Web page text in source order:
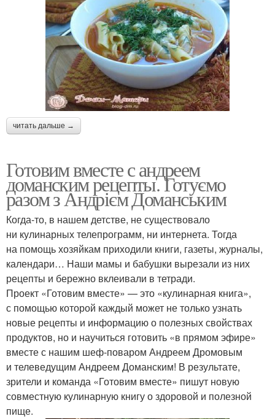
читать дальше →
Готовим вместе с андреем
доманским рецепты. Готуємо
разом з Андрієм Доманським
Когда-то, в нашем детстве, не существовало
ни кулинарных телепрограмм, ни интернета. Тогда
на помощь хозяйкам приходили книги, газеты, журналы,
календари… Наши мамы и бабушки вырезали из них
рецепты и бережно вклеивали в тетради.
Проект «Готовим вместе» — это «кулинарная книга»,
с помощью которой каждый может не только узнать
новые рецепты и информацию о полезных свойствах
продуктов, но и научиться готовить «в прямом эфире»
вместе с нашим шеф-поваром Андреем Дромовым
и телеведущим Андреем Доманским! В результате,
зрители и команда «Готовим вместе» пишут новую
совместную кулинарную книгу о здоровой и полезной
пище.